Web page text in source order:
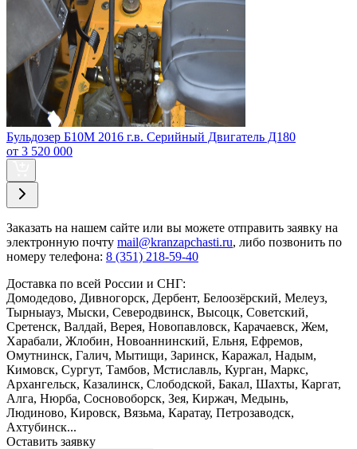
Бульдозер Б10М 2016 г.в. Серийный Двигатель Д180
от 3 520 000
Заказать на нашем сайте или вы можете отправить заявку на
электронную почту mail@kranzapchasti.ru, либо позвонить по
номеру телефона: 8 (351) 218-59-40
Доставка по всей России и СНГ:
Домодедово, Дивногорск, Дербент, Белоозёрский, Мелеуз,
Тырныауз, Мыски, Северодвинск, Высоцк, Советский,
Сретенск, Валдай, Верея, Новопавловск, Карачаевск, Жем,
Харабали, Жлобин, Новоаннинский, Ельня, Ефремов,
Омутнинск, Галич, Мытищи, Заринск, Каражал, Надым,
Кимовск, Сургут, Тамбов, Мстиславль, Курган, Маркс,
Архангельск, Казалинск, Слободской, Бакал, Шахты, Каргат,
Алга, Нюрба, Сосновоборск, Зея, Киржач, Медынь,
Людиново, Кировск, Вязьма, Каратау, Петрозаводск,
Ахтубинск...
Оставить заявку